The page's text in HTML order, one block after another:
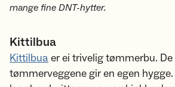
mange fine DNT-hytter.
Kittilbua
Kittilbuaer ei trivelig tømmerbu.
tømmerveggene gir en egen